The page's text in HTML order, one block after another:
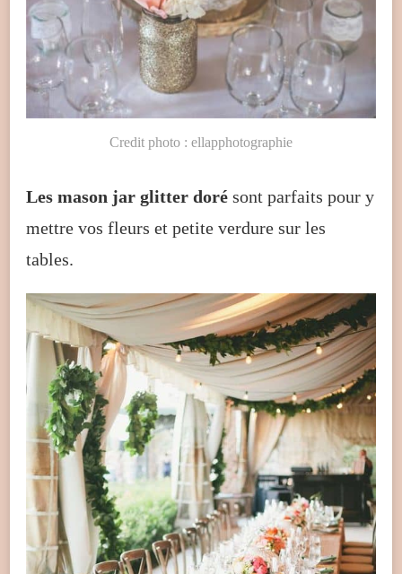
Credit photo : ellapphotographie
Les mason jar glitter doré sont parfaits pour y
mettre vos fleurs et petite verdure sur les
tables.